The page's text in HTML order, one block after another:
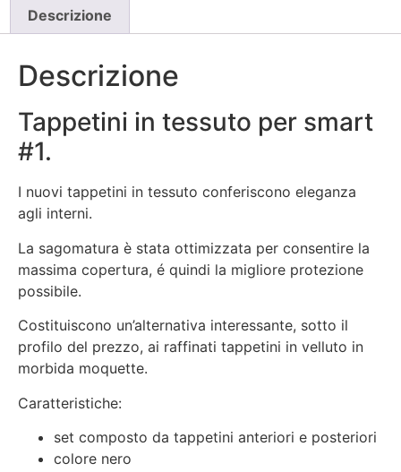
Descrizione
Descrizione
Tappetini in tessuto per smart
#1.
I nuovi tappetini in tessuto conferiscono eleganza
agli interni.
La sagomatura è stata ottimizzata per consentire la
massima copertura, é quindi la migliore protezione
possibile.
Costituiscono un’alternativa interessante, sotto il
profilo del prezzo, ai raffinati tappetini in velluto in
morbida moquette.
Caratteristiche:
set composto da tappetini anteriori e posteriori
colore nero